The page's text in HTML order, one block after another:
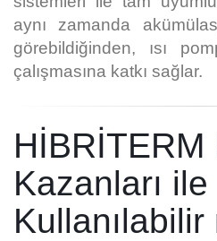
aynı zamanda
görebildiğinden, ısı
çalışmasına katkı sağlar.
Kazanları ile
Kullanılabilir